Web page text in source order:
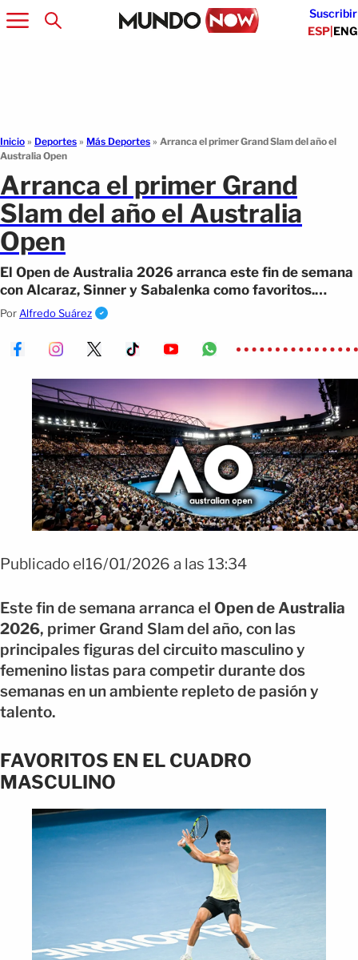
Suscribir
ESP|ENG
Inicio » Deportes » Más Deportes » Arranca el primer Grand Slam del año el
Australia Open
Arranca el primer Grand
Slam del año el Australia
Open
El Open de Australia 2026 arranca este fin de semana
con Alcaraz, Sinner y Sabalenka como favoritos.
Conoce sus rivales, caminos a la final y posibles cruces
Por Alfredo Suárez
Publicado el16/01/2026 a las 13:34
Este fin de semana arranca el Open de Australia
2026, primer Grand Slam del año, con las
principales figuras del circuito masculino y
femenino listas para competir durante dos
semanas en un ambiente repleto de pasión y
talento.
FAVORITOS EN EL CUADRO
MASCULINO